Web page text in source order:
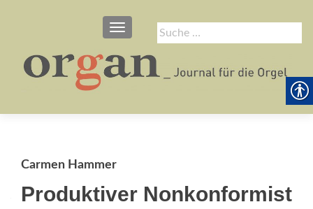
Suche
nach:
SCHALTE NAVIGATION
Carmen Hammer
Produktiver Nonkonformist